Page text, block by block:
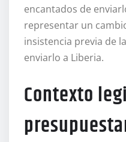
encantados de
representar un
insistencia previa de
enviarlo a Liberia.
Contexto